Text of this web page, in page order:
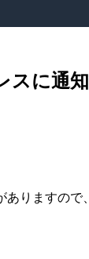
スに通
りますので